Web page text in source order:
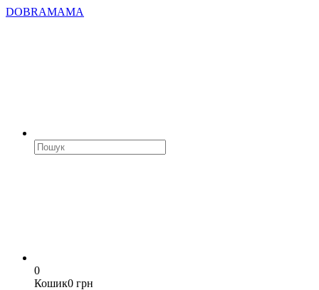
DOBRAMAMA
0
Кошик0 грн